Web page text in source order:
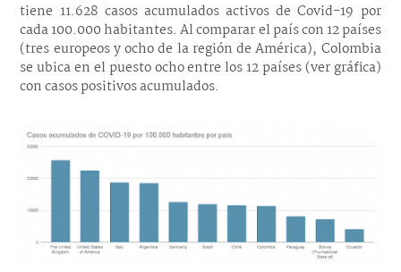
tiene 11.628 casos acumulados activos de Covid-19 por
cada 100.000 habitantes. Al comparar el país con 12 países
(tres europeos y ocho de la región de América), Colombia
se ubica en el puesto ocho entre los 12 países (ver gráfica)
con casos positivos acumulados.